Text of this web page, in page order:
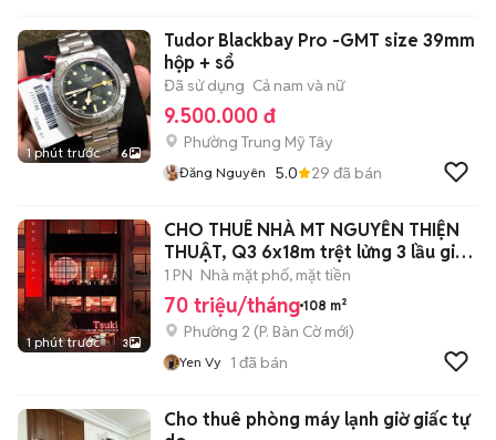
1 phút trước 6
Tudor Blackbay Pro -GMT size 39mm
hộp + sổ
Đã sử dụng Cả nam và nữ
9.500.000 đ
Phường Trung Mỹ Tây
Đăng Nguyên 5.0 29 đã bán
1 phút trước 3
CHO THUÊ NHÀ MT NGUYỄN THIỆN
THUẬT, Q3 6x18m trệt lửng 3 lầu giá
70tr
1 PN Nhà mặt phố, mặt tiền
70 triệu/tháng 108 m²
Phường 2 (P. Bàn Cờmới)
Yen Vy 1 đã bán
Cho thuê phòng máy lạnh giờ giấc tự